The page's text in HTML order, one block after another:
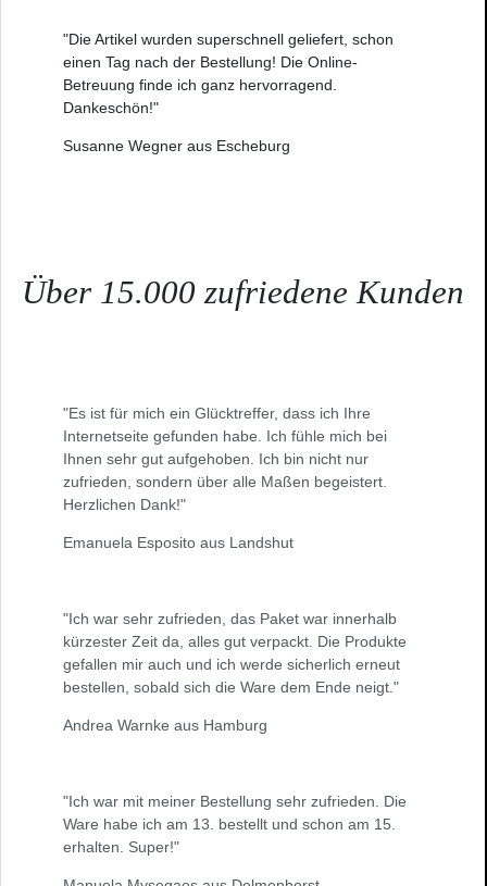
"Die Artikel wurden superschnell geliefert, schon
einen Tag nach der Bestellung! Die Online-
Betreuung finde ich ganz hervorragend.
Dankeschön!"
Susanne Wegner aus Escheburg
Über 15.000 zufriedene Kunden
"Es ist für mich ein Glücktreffer, dass ich Ihre
Internetseite gefunden habe. Ich fühle mich bei
Ihnen sehr gut aufgehoben. Ich bin nicht nur
zufrieden, sondern über alle Maßen begeistert.
Herzlichen Dank!"
Emanuela Esposito aus Landshut
"Ich war sehr zufrieden, das Paket war innerhalb
kürzester Zeit da, alles gut verpackt. Die Produkte
gefallen mir auch und ich werde sicherlich erneut
bestellen, sobald sich die Ware dem Ende neigt."
Andrea Warnke aus Hamburg
"Ich war mit meiner Bestellung sehr zufrieden. Die
Ware habe ich am 13. bestellt und schon am 15.
erhalten. Super!"